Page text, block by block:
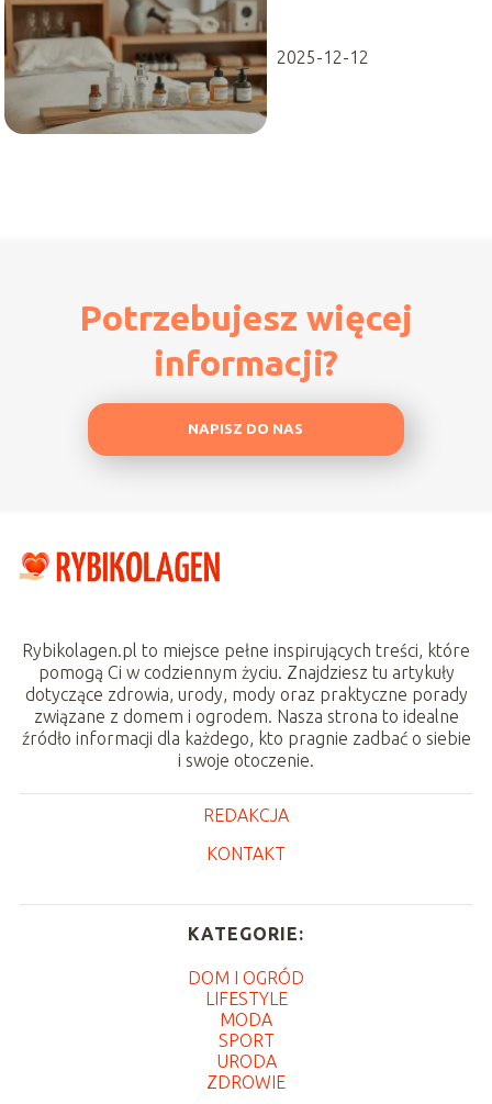
2025-12-12
Potrzebujesz więcej
informacji?
NAPISZ DO NAS
Rybikolagen.pl to miejsce pełne inspirujących treści, które
pomogą Ci w codziennym życiu. Znajdziesz tu artykuły
dotyczące zdrowia, urody, mody oraz praktyczne porady
związane z domem i ogrodem. Nasza strona to idealne
źródło informacji dla każdego, kto pragnie zadbać o siebie
i swoje otoczenie.
REDAKCJA
KONTAKT
KATEGORIE:
DOM I OGRÓD
LIFESTYLE
MODA
SPORT
URODA
ZDROWIE